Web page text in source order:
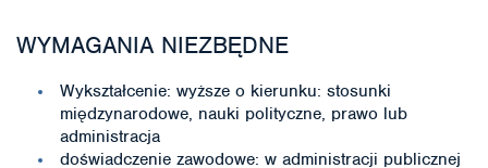
WYMAGANIA NIEZBĘDNE
Wykształcenie: wyższe o kierunku: stosunki
międzynarodowe, nauki polityczne, prawo lub
administracja
doświadczenie zawodowe: w administracji publicznej